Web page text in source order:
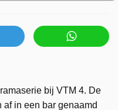
bij VTM 4. De
af in een bar genaamd